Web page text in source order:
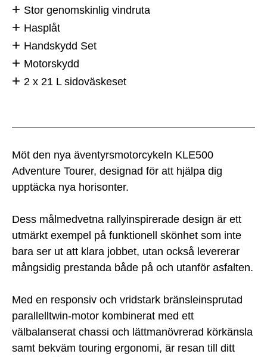
Möt den nya äventyrsmotorcykeln KLE500
Adventure Tourer, designad för att hjälpa dig
upptäcka nya horisonter.
Dess målmedvetna rallyinspirerade design är ett
utmärkt exempel på funktionell skönhet som inte
bara ser ut att klara jobbet, utan också levererar
mångsidig prestanda både på och utanför asfalten.
Med en responsiv och vridstark bränsleinsprutad
parallelltwin-motor kombinerat med ett
välbalanserat chassi och lättmanövrerad körkänsla
samt bekväm touring ergonomi, är resan till ditt
Stor genomskinlig vindruta
Hasplåt
Handskydd Set
Motorskydd
2 x 21 L sidoväskeset